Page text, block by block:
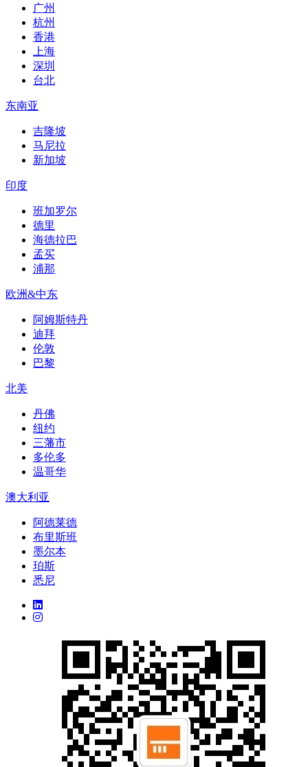
广州
杭州
香港
上海
深圳
台北
东南亚
吉隆坡
马尼拉
新加坡
印度
班加罗尔
德里
海德拉巴
孟买
浦那
欧洲&中东
阿姆斯特丹
迪拜
伦敦
巴黎
北美
丹佛
纽约
三藩市
多伦多
温哥华
澳大利亚
阿德莱德
布里斯班
墨尔本
珀斯
悉尼